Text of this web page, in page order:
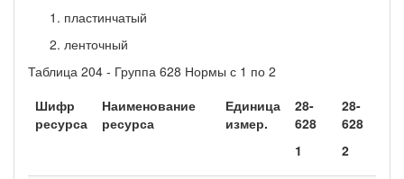
пластинчатый
ленточный
Таблица 204 - Группа 628 Нормы с 1 по 2
Шифр
ресурса
Наименование
ресурса
Единица
измер.
28-
628
1
28-
628
2